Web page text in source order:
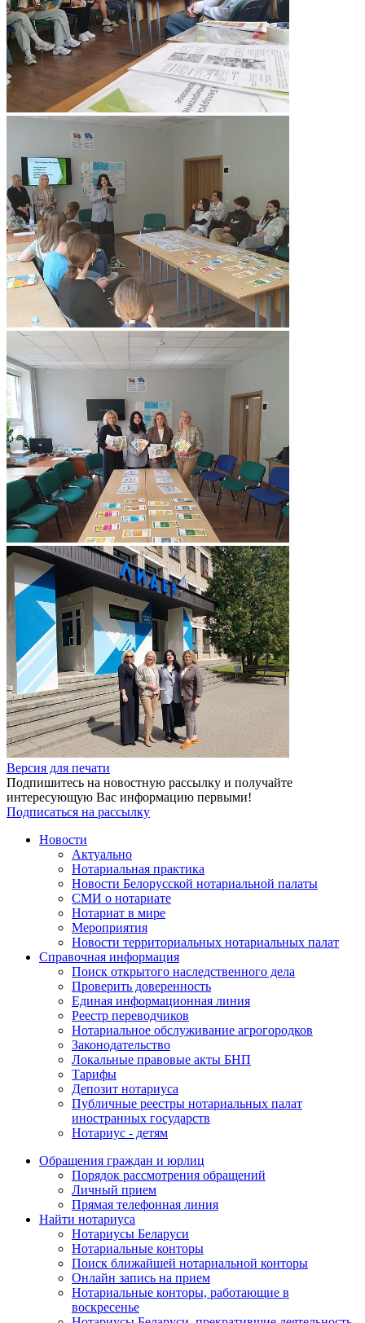
Версия для печати
Подпишитесь на новостную рассылку и получайте
интересующую Вас информацию первыми!
Подписаться на рассылку
Новости
Актуально
Нотариальная практика
Новости Белорусской нотариальной палаты
СМИ о нотариате
Нотариат в мире
Мероприятия
Новости территориальных нотариальных палат
Справочная информация
Поиск открытого наследственного дела
Проверить доверенность
Единая информационная линия
Реестр переводчиков
Нотариальное обслуживание агрогородков
Законодательство
Локальные правовые акты БНП
Тарифы
Депозит нотариуса
Публичные реестры нотариальных палат
иностранных государств
Нотариус - детям
Обращения граждан и юрлиц
Порядок рассмотрения обращений
Личный прием
Прямая телефонная линия
Найти нотариуса
Нотариусы Беларуси
Нотариальные конторы
Поиск ближайшей нотариальной конторы
Онлайн запись на прием
Нотариальные конторы, работающие в
воскресенье